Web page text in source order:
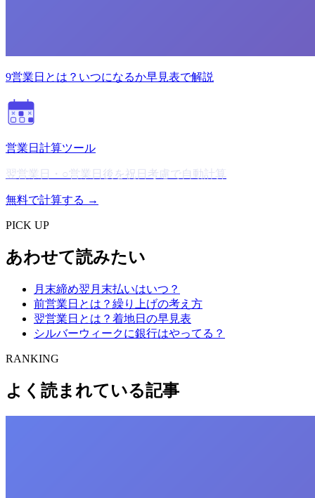
9営業日とは？いつになるか早見表で解説
営業日計算ツール
翌営業日・○営業日後を祝日考慮で自動計算
無料で計算する →
PICK UP
あわせて読みたい
月末締め翌月末払いはいつ？
前営業日とは？繰り上げの考え方
翌営業日とは？着地日の早見表
シルバーウィークに銀行はやってる？
RANKING
よく読まれている記事